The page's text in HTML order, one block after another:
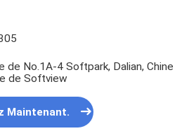
de No.1A-4 Softpark, Dalian, Chine
de Softview
Maintenant.